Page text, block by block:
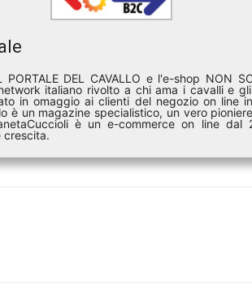
DEL CAVALLO e l'e-shop NON
italiano rivolto a chi ama i cavalli e
in omaggio ai clienti del negozio on line
è un magazine specialistico, un vero
è un e-commerce on line
crescita.